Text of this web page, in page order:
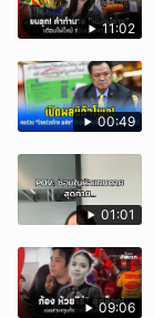
11:02
00:49
01:01
09:06